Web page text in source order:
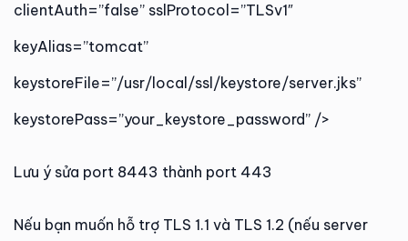
clientAuth=”false” sslProtocol=”TLSv1″
keyAlias=”tomcat”
keystoreFile=”/usr/local/ssl/keystore/server.jks”
keystorePass=”your_keystore_password” />
Lưu ý sửa port 8443 thành port 443
Nếu bạn muốn hỗ trợ TLS 1.1 và TLS 1.2 (nếu server